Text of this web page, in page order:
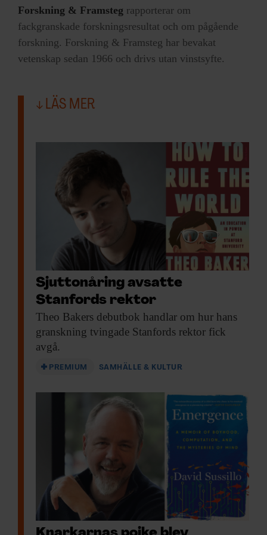
Forskning & Framsteg rapporterar om
fackgranskade forskningsresultat och om pågående
forskning. Forskning & Framsteg har bevakat
vetenskap sedan 1966 och drivs utan vinstsyfte.
LÄS MER
Sjuttonåring avsatte
Stanfords rektor
Theo Bakers debutbok handlar om hur hans
granskning tvingade Stanfords rektor fick
avgå.
PREMIUM SAMHÄLLE & KULTUR